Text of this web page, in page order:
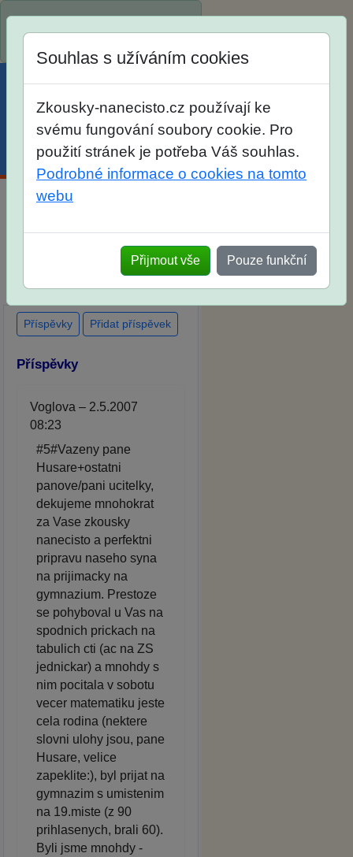
Menu Účet Košík
zkoušek na SŠ? Vaše ohlasy
po skutečných přijímacích
zkouškách
Souhlas s užíváním cookies
Zkousky-nanecisto.cz používají ke
svému fungování soubory cookie. Pro
použití stránek je potřeba Váš souhlas.
Podrobné informace o cookies na tomto
webu
Přijmout vše Pouze funkční
Příspěvky Přidat příspěvek
Příspěvky
Voglova – 2.5.2007
08:23
#5#Vazeny pane
Husare+ostatni
panove/pani ucitelky,
dekujeme mnohokrat
za Vase zkousky
nanecisto a perfektni
pripravu naseho syna
na prijimacky na
gymnazium. Prestoze
se pohyboval u Vas na
spodnich prickach na
tabulich cti (ac na ZS
jednickar) a mnohdy s
nim pocitala v sobotu
vecer matematiku jeste
cela rodina (nektere
slovni ulohy jsou, pane
Husare, velice
zapeklite:), byl prijat na
gymnazim s umistenim
na 19.miste (z 90
prihlasenych, brali 60).
Byli jsme mnohdy -